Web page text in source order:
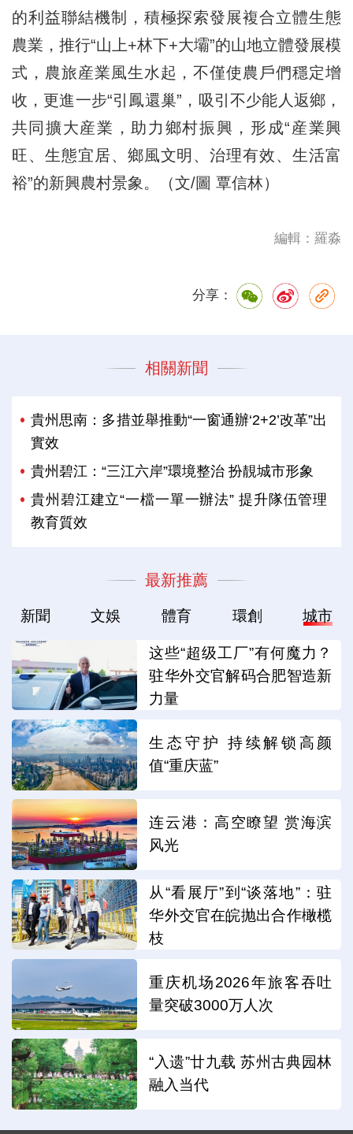
的利益聯結機制，積極探索發展複合立體生態
農業，推行“山上+林下+大壩”的山地立體發展模
式，農旅産業風生水起，不僅使農戶們穩定增
收，更進一步“引鳳還巢”，吸引不少能人返鄉，
共同擴大産業，助力鄉村振興，形成“産業興
旺、生態宜居、鄉風文明、治理有效、生活富
裕”的新興農村景象。（文/圖 覃信林）
編輯：羅淼
分享：
相關新聞
貴州思南：多措並舉推動“一窗通辦‘2+2’改革”出
實效
貴州碧江：“三江六岸”環境整治 扮靚城市形象
貴州碧江建立“一檔一單一辦法” 提升隊伍管理
教育質效
最新推薦
新聞 文娛 體育 環創 城市
这些“超级工厂”有何魔力？
驻华外交官解码合肥智造新
力量
生态守护 持续解锁高颜
值“重庆蓝”
连云港：高空瞭望 赏海滨
风光
从“看展厅”到“谈落地”：驻
华外交官在皖抛出合作橄榄
枝
重庆机场2026年旅客吞吐
量突破3000万人次
“入遗”廿九载 苏州古典园林
融入当代